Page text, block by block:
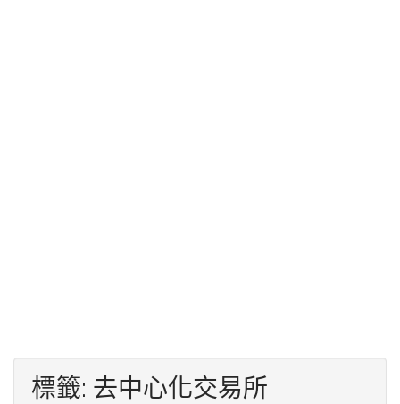
標籤: 去中心化交易所